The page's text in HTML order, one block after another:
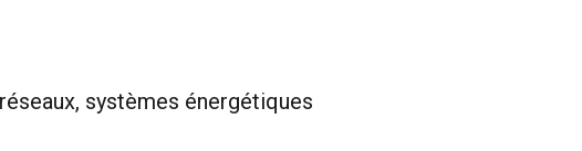
systèmes énergétiques